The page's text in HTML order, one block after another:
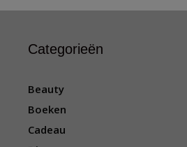
Categorieën
Beauty
Boeken
Cadeau